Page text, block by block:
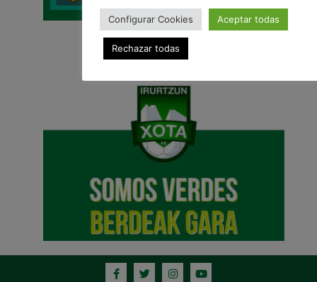
Configurar Cookies Aceptar todas
Rechazar todas